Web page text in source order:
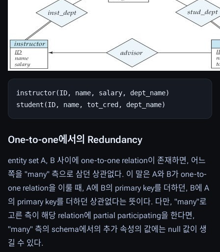
instructor(ID, name, salary, dept_name)
One-to-one에서의 Redundancy
entity set A, B 사이에 one-to-one relation이 존재하면, 어느
쪽을 "many" 측으로 삼던 상관없다. 이 말은 A와 B가 one-to-
one relation을 이룰 때, A에 B의 primary key를 더하던, B에 A
의 primary key를 더하던 상관없다는 뜻이다. 다만, "many"로
고른 측이 해당 relation에 partial participating을 한다면,
"many" 측의 schema에서의 추가 속성의 값에는 null 값이 생
길 수 있다.